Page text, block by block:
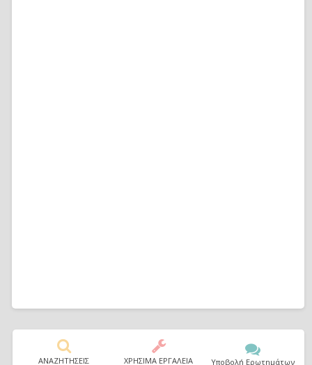
ΑΝΑΖΗΤΗΣΕΙΣ ΧΡΗΣΙΜΑ ΕΡΓΑΛΕΙΑ Υποβολή Ερωτημάτων